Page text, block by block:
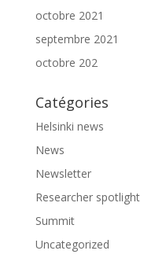
octobre 2021
septembre 2021
octobre 202
Catégories
Helsinki news
News
Newsletter
Researcher spotlight
Summit
Uncategorized